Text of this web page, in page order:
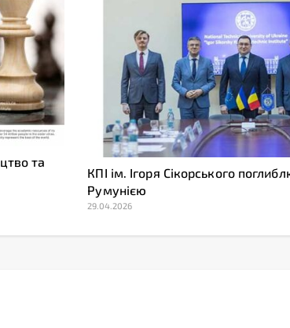
та
КПІ ім. Ігоря Сікорського
Румунією
29.04.2026